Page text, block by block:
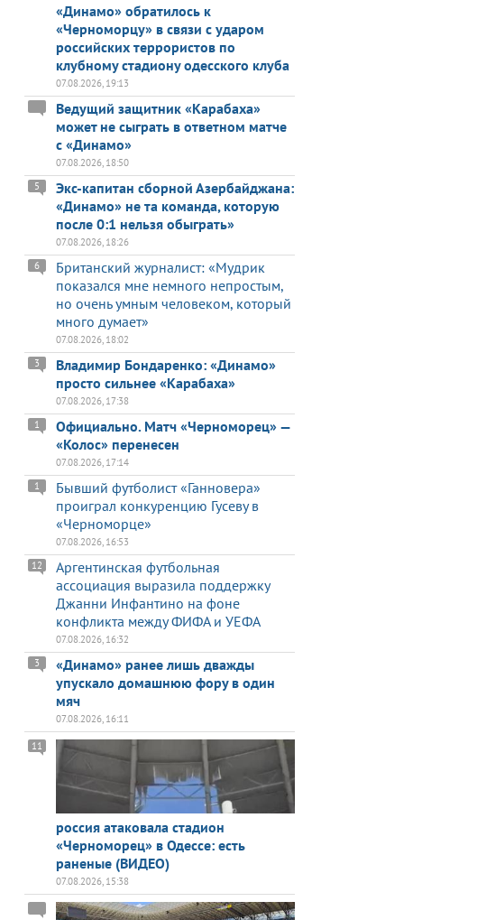
«Динамо» обратилось к
«Черноморцу» в связи с ударом
российских террористов по
клубному стадиону одесского клуба
07.08.2026, 19:13
Ведущий защитник «Карабаха»
может не сыграть в ответном матче
с «Динамо»
07.08.2026, 18:50
Экс-капитан сборной Азербайджана:
«Динамо» не та команда, которую
после 0:1 нельзя обыграть»
5
07.08.2026, 18:26
Британский журналист: «Мудрик
показался мне немного непростым,
но очень умным человеком, который
много думает»
6
07.08.2026, 18:02
Владимир Бондаренко: «Динамо»
просто сильнее «Карабаха»
3
07.08.2026, 17:38
Официально. Матч «Черноморец» —
«Колос» перенесен
1
07.08.2026, 17:14
Бывший футболист «Ганновера»
проиграл конкуренцию Гусеву в
«Черноморце»
1
07.08.2026, 16:53
Аргентинская футбольная
ассоциация выразила поддержку
Джанни Инфантино на фоне
конфликта между ФИФА и УЕФА
12
07.08.2026, 16:32
«Динамо» ранее лишь дважды
упускало домашнюю фору в один
мяч
3
07.08.2026, 16:11
россия атаковала стадион
«Черноморец» в Одессе: есть
раненые (ВИДЕО)
11
07.08.2026, 15:38